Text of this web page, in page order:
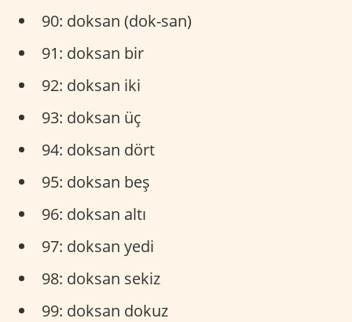
90: doksan (dok-san)
91: doksan bir
92: doksan iki
93: doksan üç
94: doksan dört
95: doksan beş
96: doksan altı
97: doksan yedi
98: doksan sekiz
99: doksan dokuz